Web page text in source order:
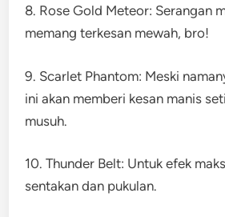
8. Rose Gold Meteor: Serangan
memang terkesan mewah, bro!
9. Scarlet Phantom: Meski
ini akan memberi kesan manis
musuh.
10. Thunder Belt: Untuk efek
sentakan dan pukulan.